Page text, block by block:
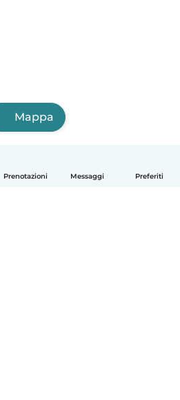
Prenotazioni Messaggi Preferiti
Mappa